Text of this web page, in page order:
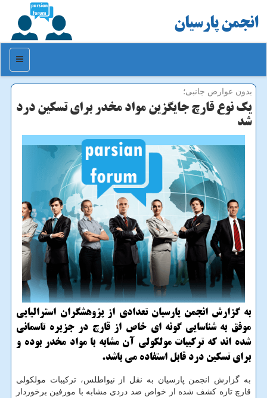
انجمن پارسیان
منو
بدون عوارض جانبی؛
یك نوع قارچ جایگزین مواد مخدر برای تسكین درد
شد
به گزارش انجمن پارسیان تعدادی از پژوهشگران استرالیایی
موفق به شناسایی گونه ای خاص از قارچ در جزیره تاسمانی
شده اند كه تركیبات مولكولی آن مشابه با مواد مخدر بوده و
برای تسكین درد قابل استفاده می باشد.
به گزارش انجمن پارسیان به نقل از نیواطلس، تركیبات مولكولی
قارچ تازه كشف شده از خواص ضد دردی مشابه با مورفین برخوردار